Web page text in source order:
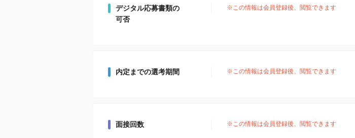
デジタル応募書類の
可否
※この情報は会員登録後、閲覧できます
内定までの選考期間 ※この情報は会員登録後、閲覧できます
面接回数 ※この情報は会員登録後、閲覧できます